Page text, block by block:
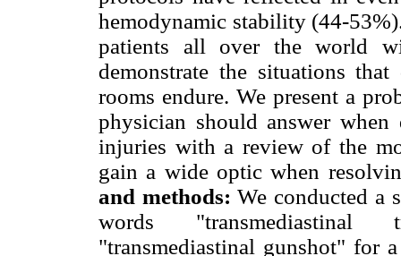
hemodynamic stability (44-
patients all over the world
demonstrate the situations
rooms endure. We present a
physician should answer when
injuries with a review of the
gain a wide optic when
and methods: We conducted a
words "transmediastinal
"transmediastinal gunshot" for